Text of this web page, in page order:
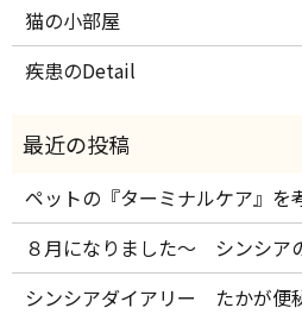
猫の小部屋
疾患のDetail
ペットの『ターミナルケア』を
８月になりました～ シンシア
シンシアダイアリー たかが